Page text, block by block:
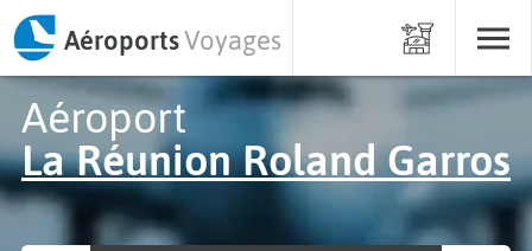
AéroportsVoyages
Aéroport
La Réunion Roland Garros